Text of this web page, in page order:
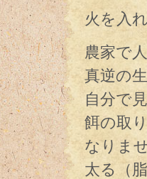
火を入
農家で
真逆の
自分で
餌の取
なりま
太る（